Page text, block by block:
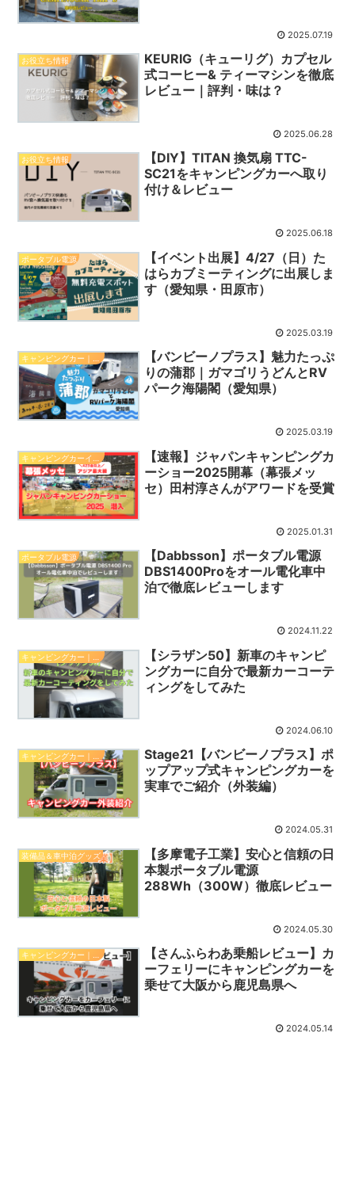
2025.07.19
お役立ち情報
KEURIG（キューリグ）カプセル
式コーヒー& ティーマシンを徹底
レビュー｜評判・味は？
2025.06.28
お役立ち情報
【DIY】TITAN 換気扇 TTC-
SC21をキャンピングカーへ取り
付け＆レビュー
2025.06.18
ポータブル電源
【イベント出展】4/27（日）た
はらカブミーティングに出展しま
す（愛知県・田原市）
2025.03.19
【バンビーノプラス】魅力たっぷ
りの蒲郡｜ガマゴリうどんとRV
パーク海陽閣（愛知県）
2025.03.19
【速報】ジャパンキャンピングカ
ーショー2025開幕（幕張メッ
セ）田村淳さんがアワードを受賞
2025.01.31
ポータブル電源
【Dabbsson】ポータブル電源
DBS1400Proをオール電化車中
泊で徹底レビューします
2024.11.22
【シラザン50】新車のキャンピ
ングカーに自分で最新カーコーテ
ィングをしてみた
2024.06.10
Stage21【バンビーノプラス】ポ
ップアップ式キャンピングカーを
実車でご紹介（外装編）
2024.05.31
装備品＆車中泊グッズ
【多摩電子工業】安心と信頼の日
本製ポータブル電源
288Wh（300W）徹底レビュー
2024.05.30
【さんふらわあ乗船レビュー】カ
ーフェリーにキャンピングカーを
乗せて大阪から鹿児島県へ
2024.05.14